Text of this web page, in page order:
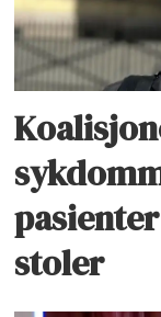
stoler